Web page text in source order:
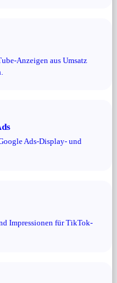
Anzeigen aus Umsatz
Ads-Display- und
Impressionen für TikTok-